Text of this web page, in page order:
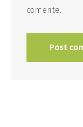
comente.